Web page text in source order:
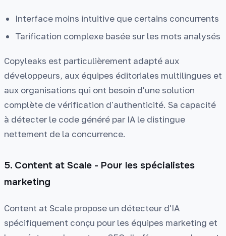
Interface moins intuitive que certains concurrents
Tarification complexe basée sur les mots analysés
Copyleaks est particulièrement adapté aux
développeurs, aux équipes éditoriales multilingues et
aux organisations qui ont besoin d'une solution
complète de vérification d'authenticité. Sa capacité
à détecter le code généré par IA le distingue
nettement de la concurrence.
5. Content at Scale - Pour les spécialistes
marketing
Content at Scale propose un détecteur d'IA
spécifiquement conçu pour les équipes marketing et